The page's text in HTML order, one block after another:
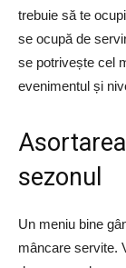
trebuie să te
se ocupă de
se potrivește cel
evenimentul și
sezonul
Un meniu bine
mâncare servite.